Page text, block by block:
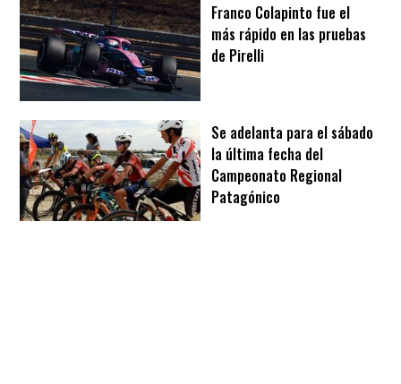
Franco Colapinto fue el
más rápido en las pruebas
de Pirelli
Se adelanta para el sábado
la última fecha del
Campeonato Regional
Patagónico